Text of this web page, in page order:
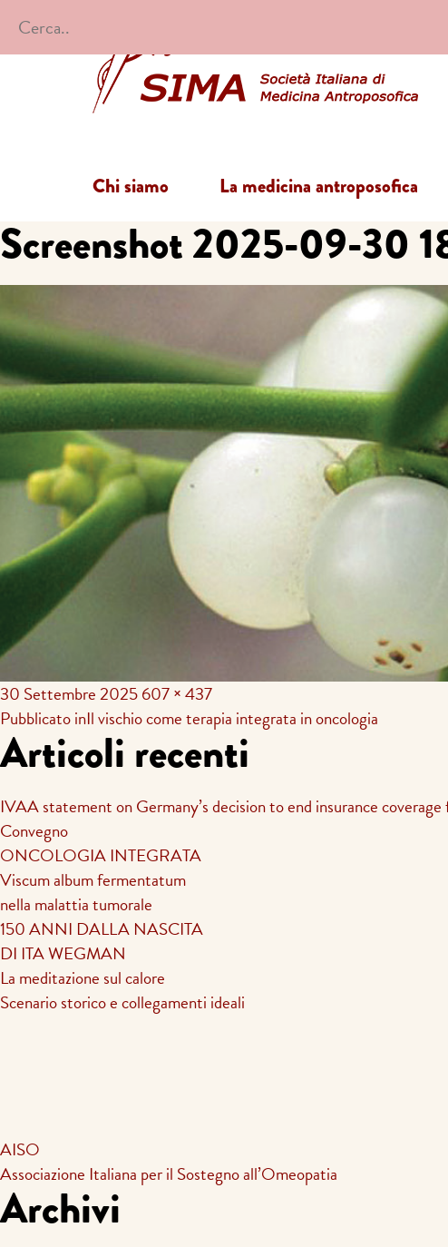
Chi siamo La medicina antroposofica
Screenshot 2025-09-30
30 Settembre 2025607 × 437
Navigazione
articoli
Pubblicato inIl vischio come terapia integrata in oncologia
Articoli recenti
IVAA statement on Germany’s decision to end insurance
Convegno
ONCOLOGIA INTEGRATA
Viscum album fermentatum
nella malattia tumorale
150 ANNI DALLA NASCITA
DI ITA WEGMAN
La meditazione sul calore
Scenario storico e collegamenti ideali
AISO
Associazione Italiana per il Sostegno all’Omeopatia
Archivi